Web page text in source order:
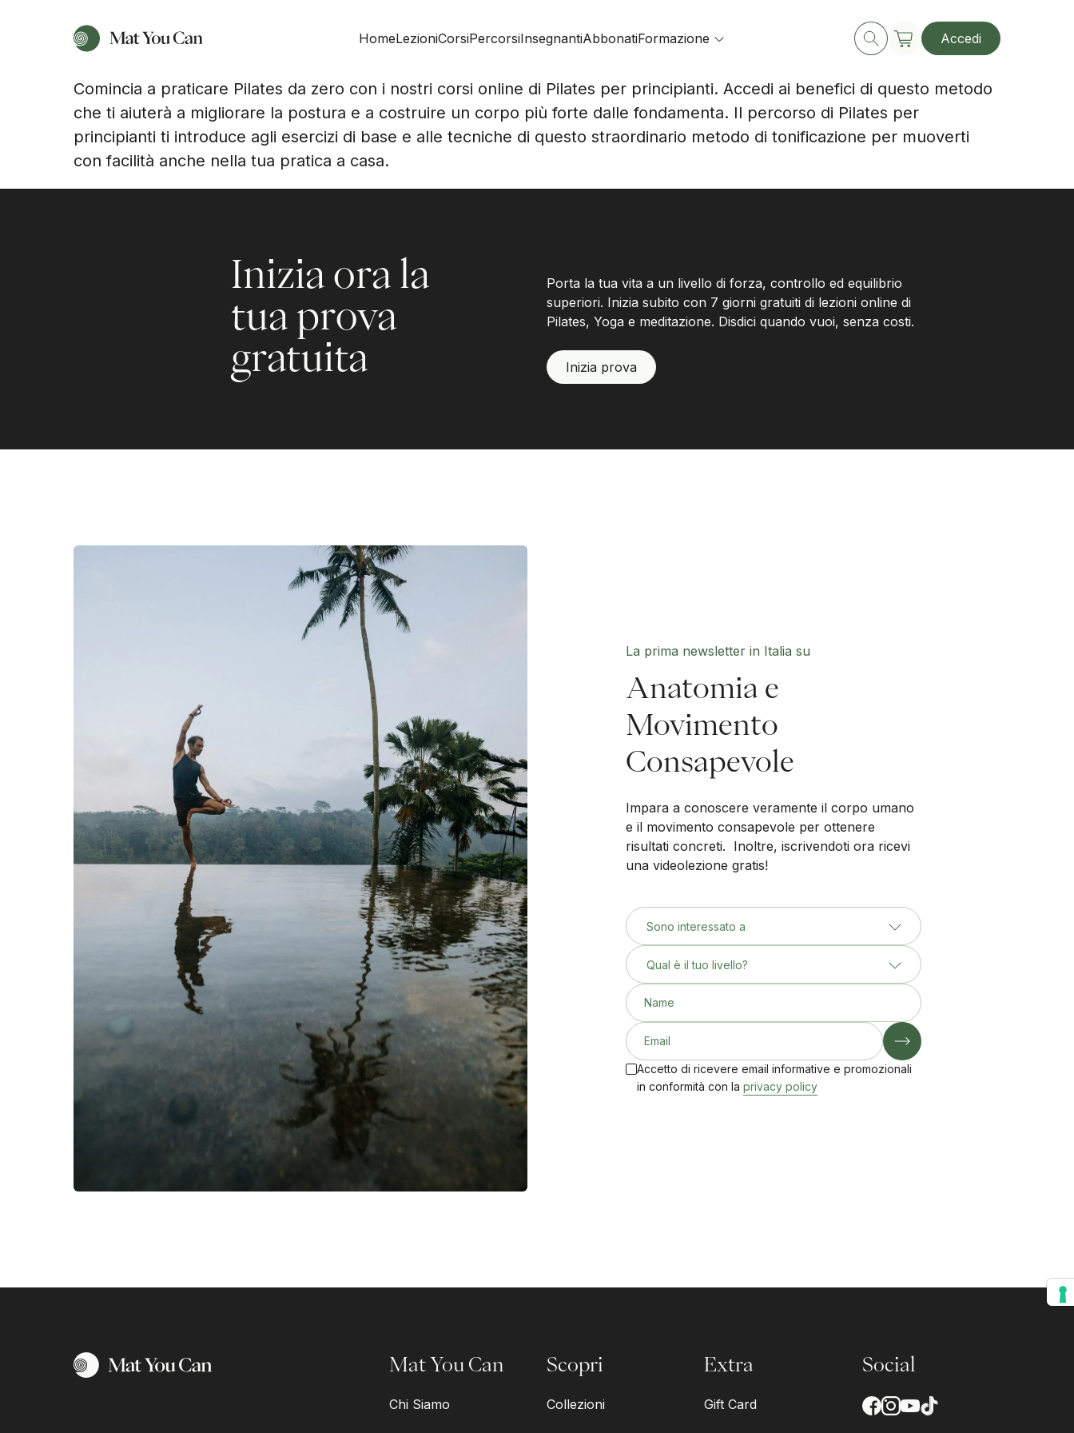
HomeLezioniCorsiPercorsiInsegnantiAbbonatiFormazione Accedi
Comincia a praticare Pilates da zero con i nostri corsi online di Pilates per principianti. Accedi ai benefici di questo metodo
che ti aiuterà a migliorare la postura e a costruire un corpo più forte dalle fondamenta. Il percorso di Pilates per
principianti ti introduce agli esercizi di base e alle tecniche di questo straordinario metodo di tonificazione per muoverti
con facilità anche nella tua pratica a casa.
Inizia ora la
tua prova
gratuita
Porta la tua vita a un livello di forza, controllo ed equilibrio
superiori. Inizia subito con 7 giorni gratuiti di lezioni online di
Pilates, Yoga e meditazione. Disdici quando vuoi, senza costi.
Inizia prova
La prima newsletter in Italia su
Anatomia e
Movimento
Consapevole
Impara a conoscere veramente il corpo umano
e il movimento consapevole per ottenere
risultati concreti. Inoltre, iscrivendoti ora ricevi
una videolezione gratis!
Sono interessato a
Qual è il tuo livello?
Name
Email
Accetto di ricevere email informative e promozionali
in conformità con la privacy policy
Mat You Can
Chi Siamo
Scopri
Collezioni
Extra
Gift Card
Social